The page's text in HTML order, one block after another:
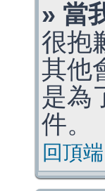
» 當
很抱
其他
是為
件。
回頂端